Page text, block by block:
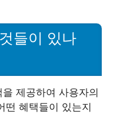
들이 있나
제공하여 사용자의
떤 혜택들이 있는지